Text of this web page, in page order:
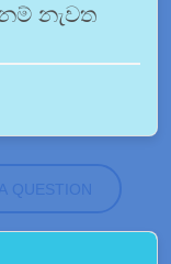
නැවත
QUESTION